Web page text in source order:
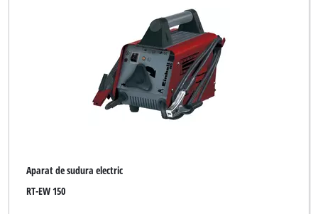
Aparat de sudura electric
RT-EW 150